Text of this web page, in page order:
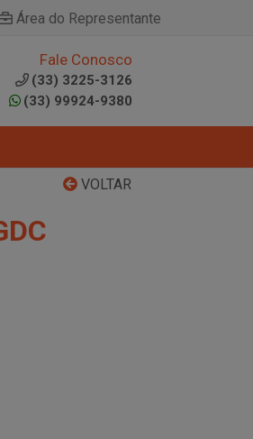
Área do Representante
Fale Conosco
(33) 3225-3126
(33) 99924-9380
VOLTAR